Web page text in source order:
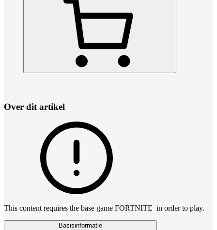
Over dit artikel
This content requires the base game FORTNITE in order to play.
Basisinformatie